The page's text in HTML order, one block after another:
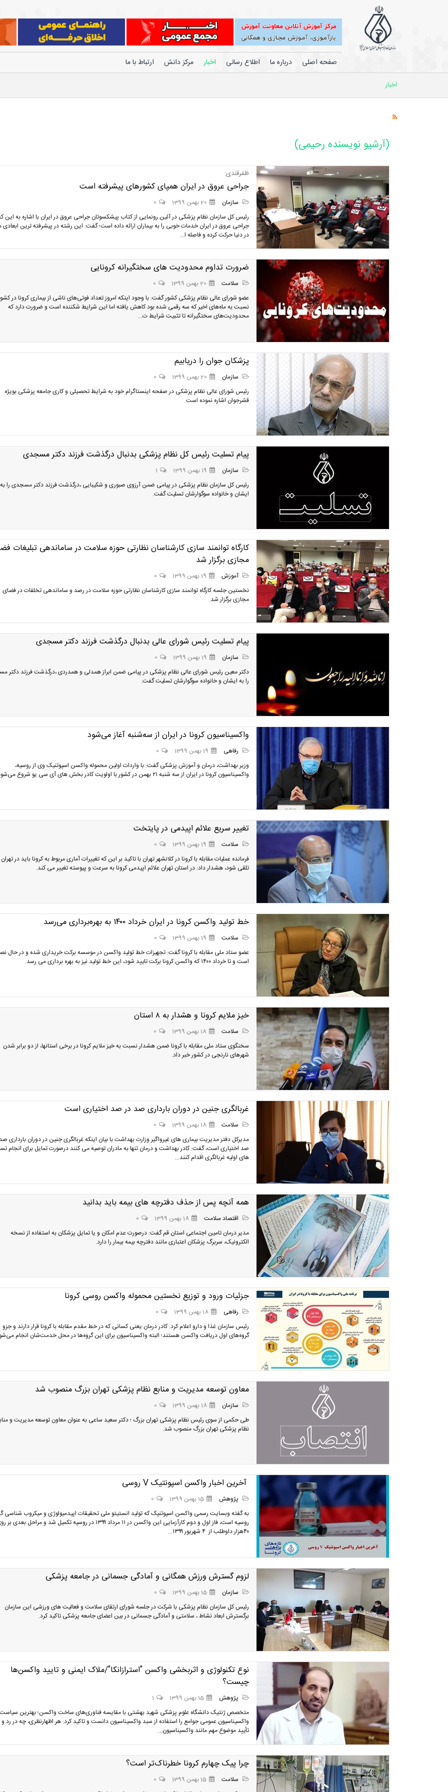
صفحه اصلی درباره ما اطلاع رسانی اخبار مرکز دانش ارتباط با ما
اخبار
(آرشیو نویسنده رحیمی)
ظفرقندی:
جراحی عروق در ایران همپای کشورهای پیشرفته است
سازمان 20 بهمن 1399
0
رئیس کل سازمان نظام پزشکی در آئین رونمایی از کتاب پیشکسوتان جراحی عروق در ایران با اشاره به این
جراحی عروق در ایران خدمات خوبی را به بیماران ارائه داده است؛ گفت: این رشته در پیشرفته ترین ابعادی
در دنیا حرکت کرده و فاصله ا...
ضرورت تداوم محدودیت های سختگیرانه کرونایی
سلامت 20 بهمن 1399
0
عضو شورای عالی نظام پزشکی کشور گفت: با وجود اینکه امروز تعداد فوتی‌های ناشی از بیماری کرونا در
نسبت به ماه‌های اخیر که سه رقمی شده بود کاهش یافته اما این شرایط شکننده است و ضرورت دارد که
محدودیت‌های سختگیرانه تا تثبیت شرایط ت...
پزشکان جوان را دریابیم
سازمان 20 بهمن 1399
0
رئیس شورای عالی نظام پزشکی در صفحه اینستاگرام خود به شرایط تحصیلی و کاری جامعه پزشکی بویژه
قشرجوان اشاره نموده است.
پیام تسلیت رئیس کل نظام پزشکی بدنبال درگذشت فرزند دکتر مسجدی
سازمان 19 بهمن 1399
1
رئیس کل سازمان نظام پزشکی در پیامی ضمن آرزوی صبوری و شکیبایی ،درگذشت فرزند دکتر مسجدی را به
ایشان و خانواده سوگوارشان تسلیت گفت.
کارگاه توانمند سازی کارشناسان نظارتی حوزه سلامت در ساماندهی تبلیغات
مجازی برگزار شد
آموزش 19 بهمن 1399
0
نخستین جلسه کارگاه توانمند سازی کارشناسان نظارتی حوزه سلامت در رصد و ساماندهی تخلفات در فضای
مجازی برگزار شد.
پیام تسلیت رئیس شورای عالی بدنبال درگذشت فرزند دکتر مسجدی
سازمان 19 بهمن 1399
0
دکتر معین رئیس شورای عالی نظام پزشکی در پیامی ضمن ابراز همدلی و همدردی ،درگذشت فرزند دکتر
را به ایشان و خانواده سوگوارشان تسلیت گفت.
واکسیناسیون کرونا در ایران از سه‌شنبه آغاز می‌شود
رفاهی 19 بهمن 1399
0
وزیر بهداشت، درمان و آموزش پزشکی گفت: با واردات اولین محموله واکسن اسپوتنیک وی از روسیه،
واکسیناسیون کرونا در ایران از سه شنبه ۲۱ بهمن در کشور با اولویت کادر بخش های آی سی یو شروع می‌شود.
تغییر سریع علائم اپیدمی در پایتخت
سلامت 19 بهمن 1399
0
فرمانده عملیات مقابله با کرونا در کلانشهر تهران با تاکید بر این که تغییرات آماری مربوط به کرونا باید در
تلقی شود، هشدار داد: در استان تهران علائم اپیدمی کرونا به سرعت و پیوسته تغییر می کند.
خط تولید واکسن کرونا در ایران خرداد ۱۴۰۰ به بهره‌برداری می‌رسد
سلامت 19 بهمن 1399
0
عضو ستاد ملی مقابله با کرونا گفت: تجهیزات خط تولید واکسن در موسسه برکت خریداری شده و در حال
است و تا خرداد ۱۴۰۰ که واکسن کرونا برکت تایید شود، این خط تولید نیز به بهره برداری می رسد.
خیز ملایم کرونا و هشدار به ۸ استان
سلامت 18 بهمن 1399
0
سخنگوی ستاد ملی مقابله با کرونا ضمن هشدار نسبت به خیز ملایم کرونا در برخی استانها، از دو برابر شدن
شهرهای نارنجی در کشور خبر داد.
غربالگری جنین در دوران بارداری صد در صد اختیاری است
سلامت 18 بهمن 1399
0
مدیرکل دفتر مدیریت بیماری های غیرواگیر وزارت بهداشت با بیان اینکه غربالگری جنین در دوران بارداری
صد اختیاری است، گفت: کادر بهداشت و درمان تنها به مادران توصیه می کنند درصورت تمایل برای انجام
های اولیه غربالگری اقدام کنند...
همه آنچه پس از حذف دفترچه های بیمه باید بدانید
اقتصاد سلامت 18 بهمن 1399
0
مدیر درمان تامین اجتماعی استان قم گفت: درصورت عدم امکان و یا تمایل پزشکان به استفاده از نسخه
الکترونیک، سربرگ پزشکان اعتباری مانند دفترچه بیمه بیمار را دارد.
جزئیات ورود و توزیع نخستین محموله واکسن روسی کرونا
رفاهی 18 بهمن 1399
0
رئیس سازمان غذا و دارو اعلام کرد: کادر درمان یعنی کسانی که در خط مقدم مقابله با کرونا قرار دارند و جزو
گروه‌های اول دریافت واکسن هستند؛ البته واکسیناسیون برای این گروه‌ها در محل خدمت‌شان انجام
معاون توسعه مدیریت و منابع نظام پزشکی تهران بزرگ منصوب شد
سازمان 18 بهمن 1399
0
طی حکمی از سوی رئیس نظام پزشکی تهران بزرگ ؛ دکتر سعید ساعی به عنوان معاون توسعه مدیریت و
نظام پزشکی تهران بزرگ منصوب شد.
آخرین اخبار واکسن اسپونتیک V روسی
پژوهش 15 بهمن 1399
0
به گفته وبسایت رسمی واکسن اسپوتنیک که تولید انستیتو ملی تحقیقات اپیدمیولوژی و میکروب شناسی
روسیه است، فاز اول و دوم کارآزمایی این واکسن در ۱۱ مرداد ۱۳۹۹ در روسیه تکمیل شد و مراحل بعدی
۴۰هزار داوطلب از ۴ شهریور ۱۳۹۹...
لزوم گسترش ورزش همگانی و آمادگی جسمانی در جامعه پزشکی
سازمان 15 بهمن 1399
0
رئیس کل سازمان نظام پزشکی با شرکت در جلسه شورای ارتقای سلامت و فعالیت های ورزشی این سازمان
برگسترش ابعاد نشاط ، سلامتی و آمادگی جسمانی در بین اعضای جامعه پزشکی تاکید کرد.
نوع تکنولوژی و اثربخشی واکسن "استرازانکا"/ملاک ایمنی و تایید واکسن‌ها
چیست؟
پژوهش 15 بهمن 1399
1
متخصص ژنتیک دانشگاه علوم پزشکی شهید بهشتی با مقایسه فناوری‌های ساخت واکسن؛ بهترین سیاست
واکسیناسیون عمومی جوامع را استفاده از سبد واکسیناسیون دانست و تاکید کرد: هر اظهارنظری، چه در رد
تأیید موضوع مهم مانند واکسیناسیون...
چرا پیک چهارم کرونا خطرناک‌تر است؟
سلامت 15 بهمن 1399
0